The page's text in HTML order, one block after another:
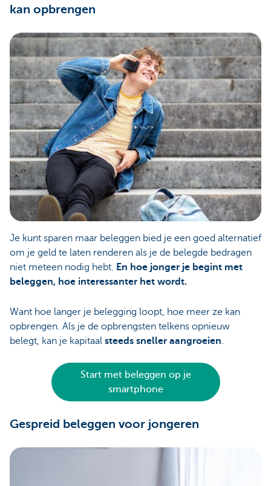
kan opbrengen
Je kunt sparen maar beleggen bied je een goed alternatief
om je geld te laten renderen als je de belegde bedragen
niet meteen nodig hebt. En hoe jonger je begint met
beleggen, hoe interessanter het wordt.
Want hoe langer je belegging loopt, hoe meer ze kan
opbrengen. Als je de opbrengsten telkens opnieuw
belegt, kan je kapitaal steeds sneller aangroeien.
Start met beleggen op je
smartphone
Gespreid beleggen voor jongeren